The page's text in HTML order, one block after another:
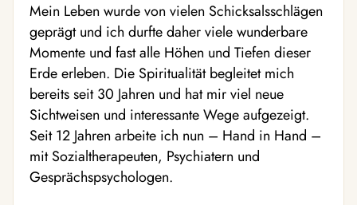
Mein Leben wurde von vielen Schicksalsschlägen
geprägt und ich durfte daher viele wunderbare
Momente und fast alle Höhen und Tiefen dieser
Erde erleben. Die Spiritualität begleitet mich
bereits seit 30 Jahren und hat mir viel neue
Sichtweisen und interessante Wege aufgezeigt.
Seit 12 Jahren arbeite ich nun – Hand in Hand –
mit Sozialtherapeuten, Psychiatern und
Gesprächspsychologen.